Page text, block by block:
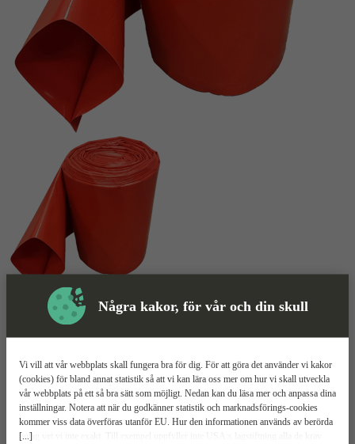
Några kakor, för vår och din skull
[...]
Vi vill att vår webbplats skall fungera bra för dig. För att göra det använder vi kakor
(cookies) för bland annat statistik så att vi kan lära oss mer om hur vi skall utveckla
vår webbplats på ett så bra sätt som möjligt. Nedan kan du läsa mer och anpassa dina
inställningar. Notera att när du godkänner statistik och marknadsförings-cookies
kommer viss data överföras utanför EU. Hur den informationen används av berörda
bolag vet vi inte exakt. Till exempel uppfyller inte USA:s lagstiftning alla de krav
Skyddsutrustning
Mer information
Grindex PVC
Säljs per löpmeter
Till betongsbasker